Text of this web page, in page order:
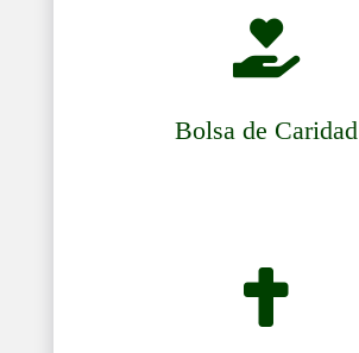

Bolsa de Caridad
